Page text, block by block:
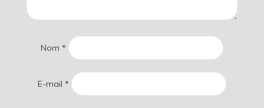
Nom *
E-mail *